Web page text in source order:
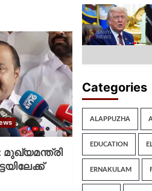
മുഖ്യമന്ത്രി
Categories
ALAPPUZHA
EDUCATION
ERNAKULAM